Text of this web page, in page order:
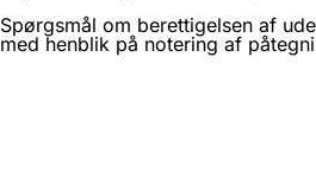
Spørgsmål om berettigelsen af
med henblik på notering af